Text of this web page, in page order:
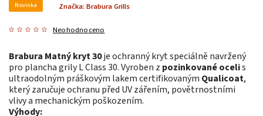
Novinka
Neohodnoceno
Značka: Brabura Grills
Brabura Matný kryt 30je ochranný kryt speciálně navržený
pro plancha grily L Class 30. Vyroben z pozinkované ocelis
ultraodolným práškovým lakem certifikovaným Qualicoat,
který zaručuje ochranu před UV zářením, povětrnostními
vlivy a mechanickým poškozením.
Výhody: